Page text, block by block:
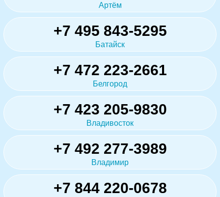
Артём
+7 495 843-5295
Батайск
+7 472 223-2661
Белгород
+7 423 205-9830
Владивосток
+7 492 277-3989
Владимир
+7 844 220-0678